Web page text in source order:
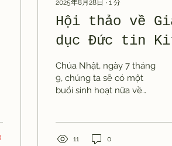
2025年8月28日 ∙ 1 分
Hội thảo về
dục Đức tin
giáo
Chúa Nhật, ngày 7 tháng
9, chúng ta sẽ có một
buổi sinh hoạt nữa về
11 0